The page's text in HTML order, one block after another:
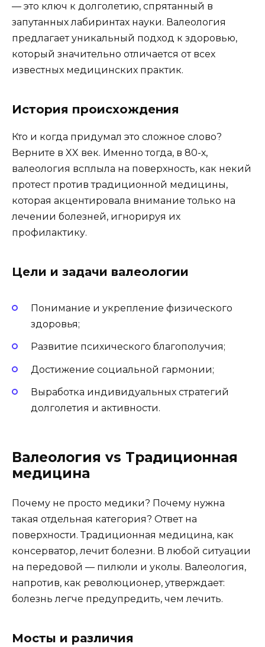
— это ключ к долголетию, спрятанный в
запутанных лабиринтах науки. Валеология
предлагает уникальный подход к здоровью,
который значительно отличается от всех
известных медицинских практик.
История происхождения
Кто и когда придумал это сложное слово?
Верните в XX век. Именно тогда, в 80-х,
валеология всплыла на поверхность, как некий
протест против традиционной медицины,
которая акцентировала внимание только на
лечении болезней, игнорируя их
профилактику.
Цели и задачи валеологии
Понимание и укрепление физического
здоровья;
Развитие психического благополучия;
Достижение социальной гармонии;
Выработка индивидуальных стратегий
долголетия и активности.
Валеология vs Традиционная
медицина
Почему не просто медики? Почему нужна
такая отдельная категория? Ответ на
поверхности. Традиционная медицина, как
консерватор, лечит болезни. В любой ситуации
на передовой — пилюли и уколы. Валеология,
напротив, как революционер, утверждает:
болезнь легче предупредить, чем лечить.
Мосты и различия